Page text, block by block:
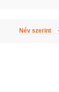
Név szerint